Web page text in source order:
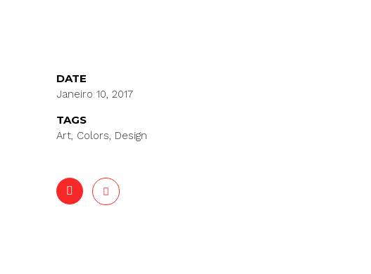
DATE
Janeiro 10, 2017
TAGS
Art, Colors, Design